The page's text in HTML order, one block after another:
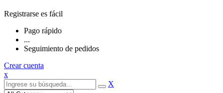
Registrarse es fácil
Pago rápido
...
Seguimiento de pedidos
Crear cuenta
x
X